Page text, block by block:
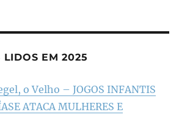
LIDOS EM 2025
o Velho – JOGOS INFANTIS
ATACA MULHERES E